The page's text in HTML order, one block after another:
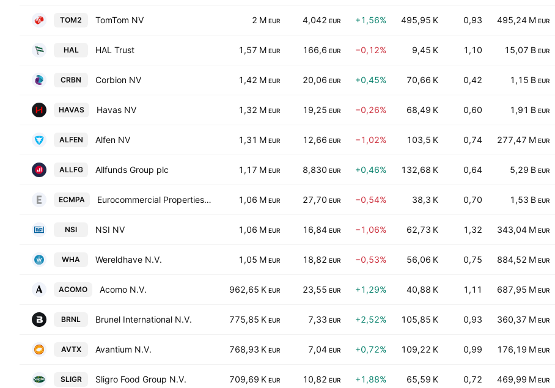
TOM2 TomTom NV 2 M EUR 4,042 EUR +1,56% 495,95 K 0,93 495,24 M EUR
HAL HAL Trust 1,57 M EUR 166,6 EUR −0,12% 9,45 K 1,10 15,07 B EUR
CRBN Corbion NV 1,42 M EUR 20,06 EUR +0,45% 70,66 K 0,42 1,15 B EUR
HAVAS Havas NV 1,32 M EUR 19,25 EUR −0,26% 68,49 K 0,60 1,91 B EUR
ALFEN Alfen NV 1,31 M EUR 12,66 EUR −1,02% 103,5 K 0,74 277,47 M EUR
ALLFG Allfunds Group plc 1,17 M EUR 8,830 EUR +0,46% 132,68 K 0,64 5,29 B EUR
ECMPA Eurocommercial Properties NV 1,06 M EUR 27,70 EUR −0,54% 38,3 K 0,70 1,53 B EUR
NSI NSI NV 1,06 M EUR 16,84 EUR −1,06% 62,73 K 1,32 343,04 M EUR
WHA Wereldhave N.V. 1,05 M EUR 18,82 EUR −0,53% 56,06 K 0,75 884,52 M EUR
ACOMO Acomo N.V. 962,65 K EUR 23,55 EUR +1,29% 40,88 K 1,11 687,95 M EUR
BRNL Brunel International N.V. 775,85 K EUR 7,33 EUR +2,52% 105,85 K 0,93 360,37 M EUR
AVTX Avantium N.V. 768,93 K EUR 7,04 EUR +0,72% 109,22 K 0,99 176,19 M EUR
SLIGR Sligro Food Group N.V. 709,69 K EUR 10,82 EUR +1,88% 65,59 K 0,72 469,99 M EUR